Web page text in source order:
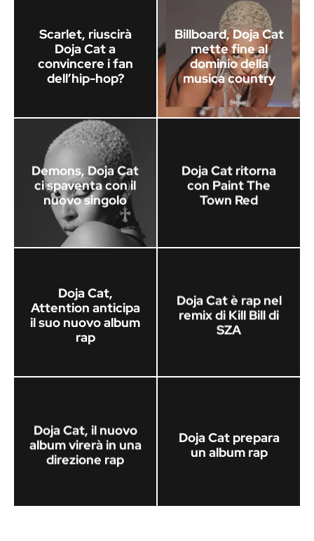
Scarlet, riuscirà
Doja Cat a
convincere i fan
dell’hip-hop?
Billboard, Doja Cat
mette fine al
dominio della
musica country
Demons, Doja Cat
ci spaventa con il
nuovo singolo
Doja Cat ritorna
con Paint The
Town Red
Doja Cat,
Attention anticipa
il suo nuovo album
rap
Doja Cat è rap nel
remix di Kill Bill di
SZA
Doja Cat, il nuovo
album virerà in una
direzione rap
Doja Cat prepara
un album rap